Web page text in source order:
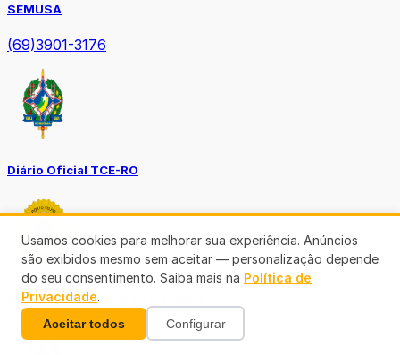
SEMUSA
(69)3901-3176
Diário Oficial TCE-RO
Diário Prefeitura de Porto Velho
Usamos cookies para melhorar sua experiência. Anúncios
são exibidos mesmo sem aceitar — personalização depende
do seu consentimento. Saiba mais na Política de
Privacidade.
Aceitar todos Configurar